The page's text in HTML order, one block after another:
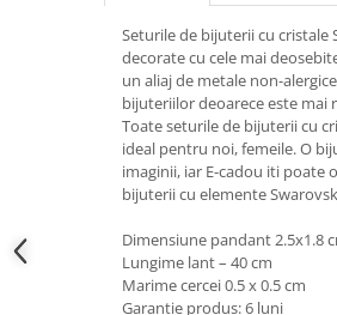
Cadouri pentru Mama
Cadouri pentru profesori sau absolventi
Cadouri Back to school
Cadouri de Paște
Cadouri Traditionale Romanesti
Cadouri pentru CUPLU El & Ea
Cadouri Iubitori de animale
Cadouri GRAVIDE
Cadouri pentru sportivi
Seturile de bijuterii cu cristale
decorate cu cele mai
un aliaj de metale non-
bijuteriilor deoarece este mai
Toate seturile de bijuterii cu
ideal pentru noi, femeile. O
imaginii, iar E-cadou iti poate
bijuterii cu elemente
Dimensiune pandant 2.5x1.8
Lungime lant – 40 cm
Marime cercei 0.5 x 0.5 cm
Garantie produs: 6 luni